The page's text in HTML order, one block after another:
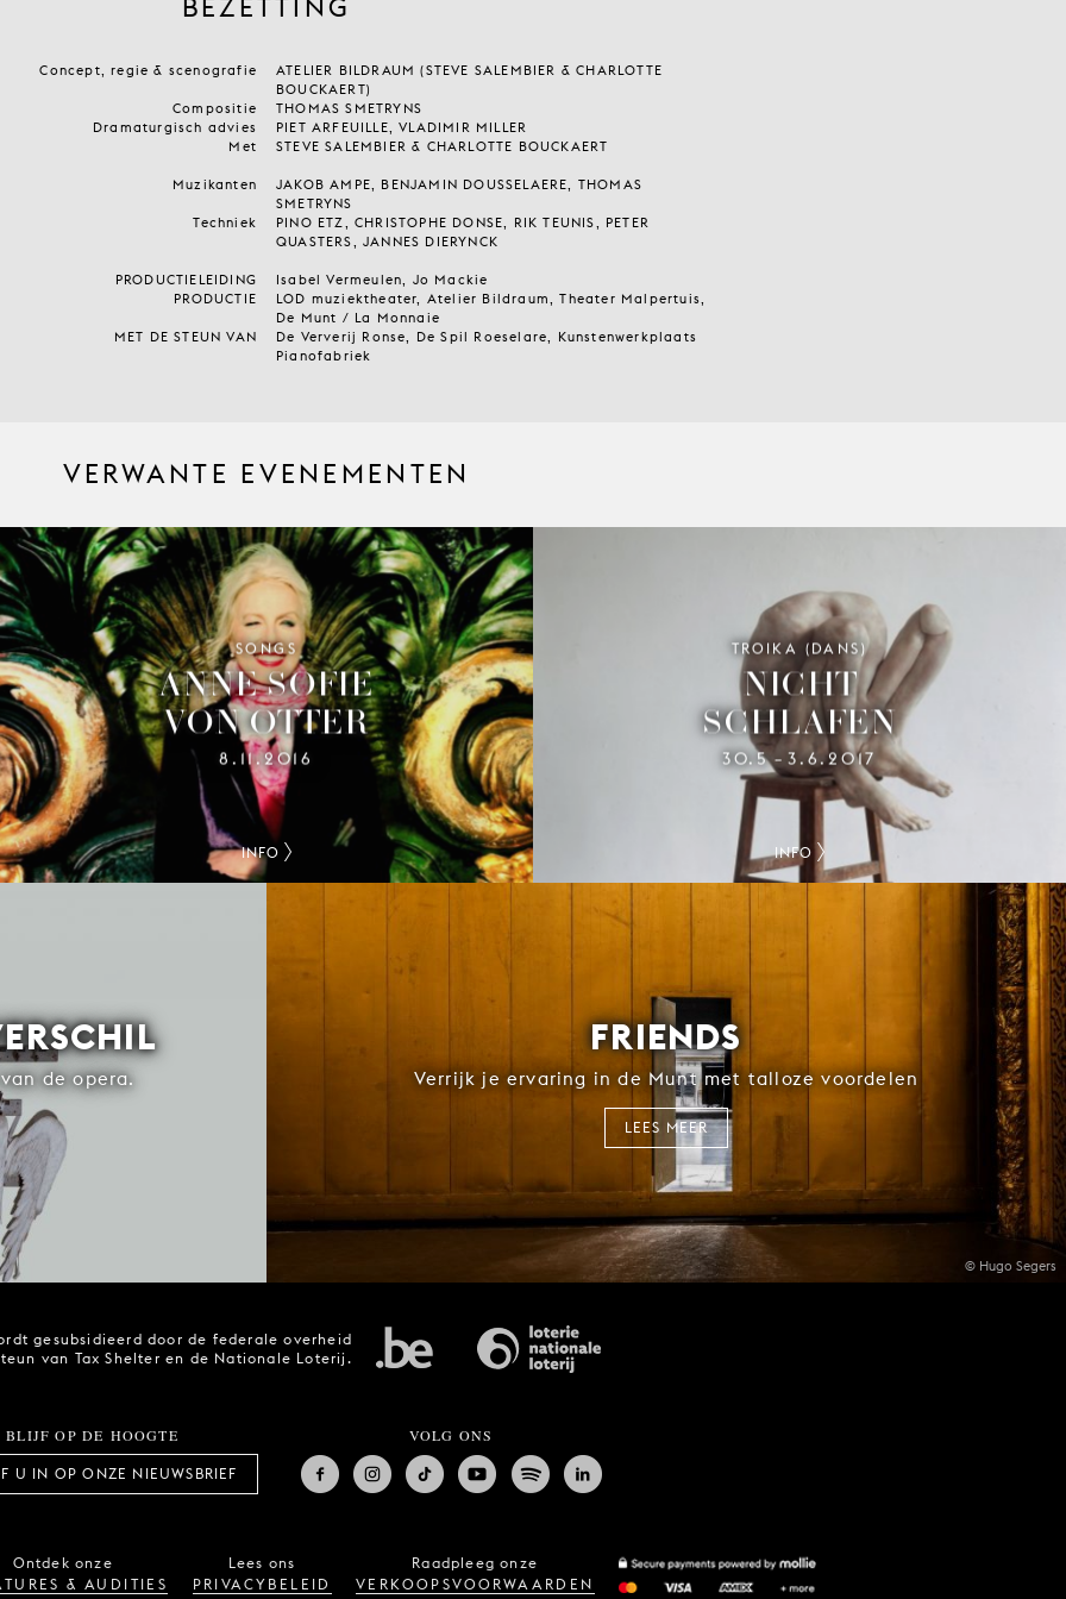
BEZETTING
Concept, regie & scenografie
ATELIER BILDRAUM (STEVE SALEMBIER & CHARLOTTE
BOUCKAERT)
Compositie
THOMAS SMETRYNS
Dramaturgisch advies
PIET ARFEUILLE, VLADIMIR MILLER
Met
STEVE SALEMBIER & CHARLOTTE BOUCKAERT
Muzikanten
JAKOB AMPE, BENJAMIN DOUSSELAERE, THOMAS
SMETRYNS
Techniek
PINO ETZ, CHRISTOPHE DONSE, RIK TEUNIS, PETER
QUASTERS, JANNES DIERYNCK
PRODUCTIELEIDING
Isabel Vermeulen, Jo Mackie
PRODUCTIE
LOD muziektheater, Atelier Bildraum, Theater Malpertuis,
De Munt / La Monnaie
MET DE STEUN VAN
De Ververij Ronse, De Spil Roeselare, Kunstenwerkplaats
Pianofabriek
VERWANTE EVENEMENTEN
SONGS
ANNE SOFIE
VON OTTER
8.11.2016
INFO
TROIKA (DANS)
NICHT
SCHLAFEN
30.5–3.6.2017
INFO
de opera.
© Hugo Segers
FRIENDS
Verrijk je ervaring in de Munt met talloze voordelen
LEES MEER
gesubsidieerd door de federale overheid
van Tax Shelter en de Nationale Loterij.
BLIJF OP DE HOOGTE
U IN OP ONZE NIEUWSBRIEF
VOLG ONS
Ontdek onze
& AUDITIES
Lees ons
PRIVACYBELEID
Raadpleeg onze
VERKOOPSVOORWAARDEN